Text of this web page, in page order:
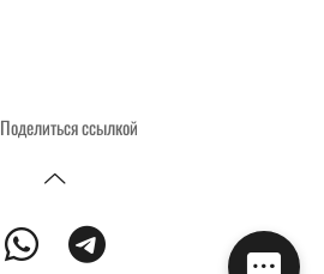
Поделиться ссылкой